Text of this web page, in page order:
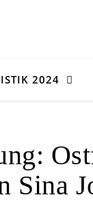
2024
Sina